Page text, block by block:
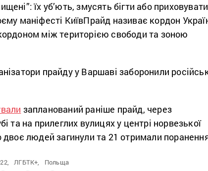
їх уб’ють, змусять бігти або приховувати
маніфесті КиївПрайд називає кордон
між територією свободи та зоною
прайду у Варшаві заборонили
запланований раніше прайд, через
та на прилеглих вулицях у центрі норвезької
двоє людей загинули та 21 отримали
ЛГБТК+,
Польща